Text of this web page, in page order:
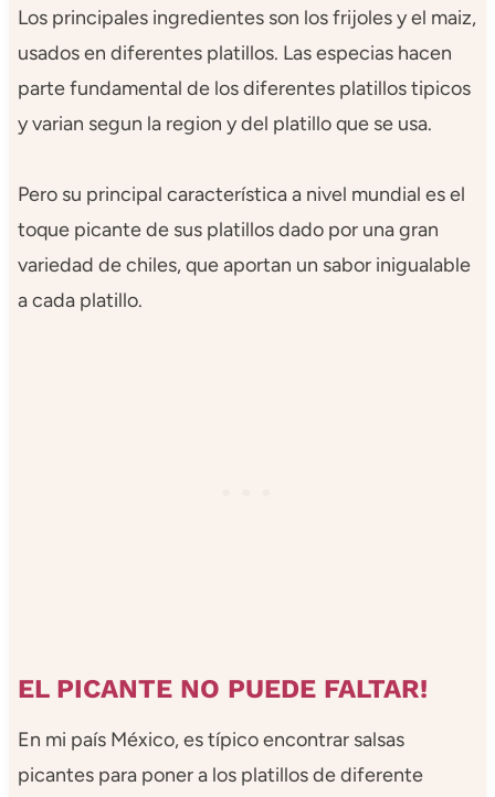
Los principales ingredientes son los frijoles y el maiz,
usados en diferentes platillos. Las especias hacen
parte fundamental de los diferentes platillos tipicos
y varian segun la region y del platillo que se usa.
Pero su principal característica a nivel mundial es el
toque picante de sus platillos dado por una gran
variedad de chiles, que aportan un sabor inigualable
a cada platillo.
EL PICANTE NO PUEDE FALTAR!
En mi país México, es típico encontrar salsas
picantes para poner a los platillos de diferente